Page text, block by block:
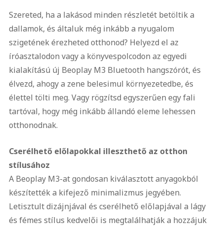
Szereted, ha a lakásod minden részletét betöltik a
dallamok, és általuk még inkább a nyugalom
szigetének érezheted otthonod? Helyezd el az
íróasztalodon vagy a könyvespolcodon az egyedi
kialakítású új Beoplay M3 Bluetooth hangszórót, és
élvezd, ahogy a zene belesimul környezetedbe, és
élettel tölti meg. Vagy rögzítsd egyszerűen egy fali
tartóval, hogy még inkább állandó eleme lehessen
otthonodnak.
Cserélhető előlapokkal illeszthető az otthon
stílusához
A Beoplay M3-at gondosan kiválasztott anyagokból
készítették a kifejező minimalizmus jegyében.
Letisztult dizájnjával és cserélhető előlapjával a lágy
és fémes stílus kedvelői is megtalálhatják a hozzájuk